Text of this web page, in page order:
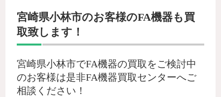
宮崎県小林市のお客様のFA機器も買
取致します！
宮崎県小林市でFA機器の買取をご検討中
のお客様は是非FA機器買取センターへご
相談ください！